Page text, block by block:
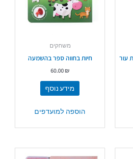
עור
משחקים
חיות בחווה ספר בהשמעה
60.00₪
מידע נוסף
הוספה למועדפים